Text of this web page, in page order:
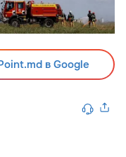
в Google